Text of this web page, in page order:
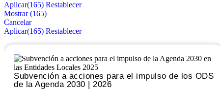
Aplicar(165) Restablecer
Mostrar(165)
Cancelar
Aplicar(165) Restablecer
Subvención a acciones para el impulso de los ODS
de la Agenda 2030 | 2026